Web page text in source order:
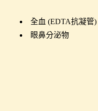
全血 (EDTA抗凝管)
眼鼻分泌物